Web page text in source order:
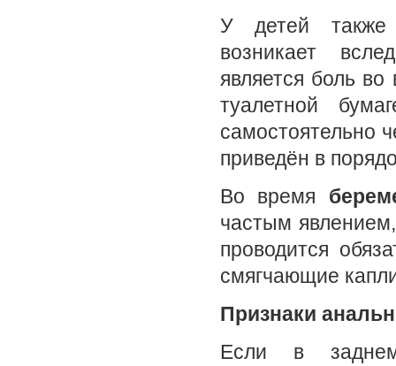
У детей также
возникает
является боль
туалетной
самостоятельно
приведён в
Во время
частым
проводится
смягчающие
Признаки
Если в